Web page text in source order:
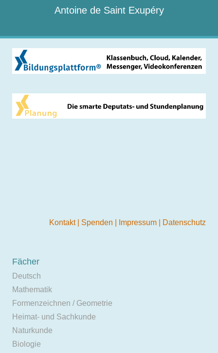
Antoine de Saint Exupéry
Kontakt Spenden Impressum Datenschutz
Fächer
Deutsch
Mathematik
Formenzeichnen / Geometrie
Heimat- und Sachkunde
Naturkunde
Biologie